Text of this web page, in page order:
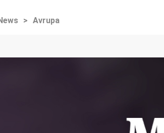
> Avrupa